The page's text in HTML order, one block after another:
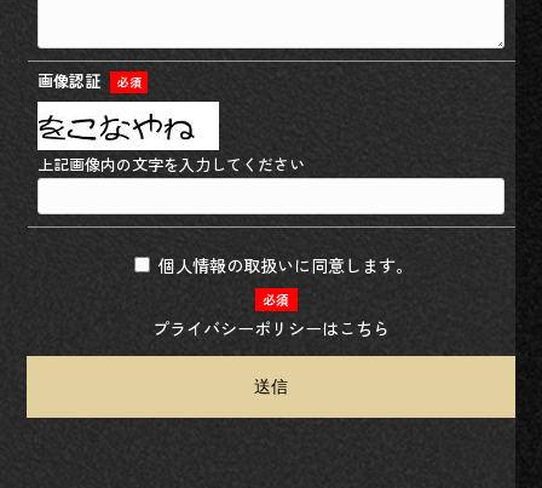
画像認証 必須
上記画像内の文字を入力してください
個人情報の取扱いに同意します。
必須
プライバシーポリシーはこちら